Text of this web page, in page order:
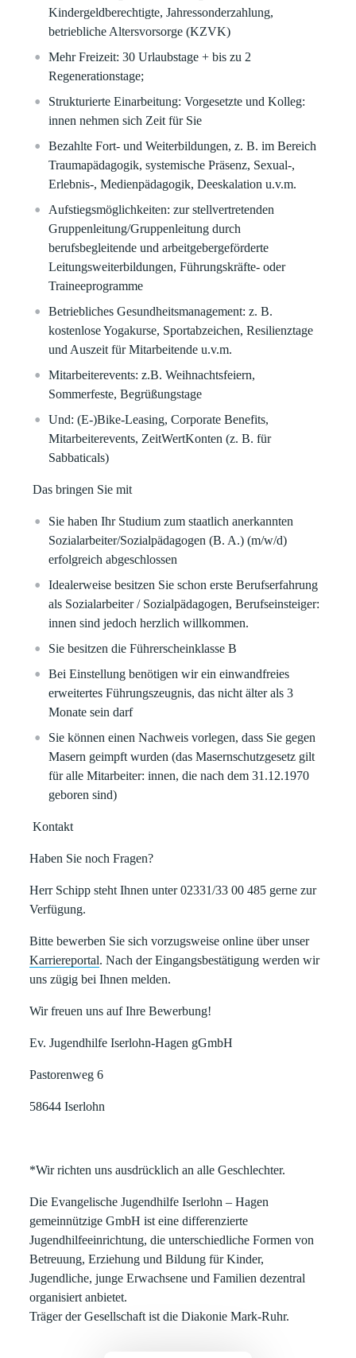
Kindergeldberechtigte, Jahressonderzahlung,
betriebliche Altersvorsorge (KZVK)
Mehr Freizeit:30 Urlaubstage + bis zu 2
Regenerationstage;
Strukturierte Einarbeitung:Vorgesetzte und Kolleg:
innen nehmen sich Zeit für Sie
Bezahlte Fort- und Weiterbildungen,z. B. im Bereich
Traumapädagogik, systemische Präsenz, Sexual-,
Erlebnis-, Medienpädagogik, Deeskalation u.v.m.
Aufstiegsmöglichkeiten:zur stellvertretenden
Gruppenleitung/Gruppenleitung durch
berufsbegleitende und arbeitgebergeförderte
Leitungsweiterbildungen, Führungskräfte- oder
Traineeprogramme
Betriebliches Gesundheitsmanagement: z. B.
kostenlose Yogakurse, Sportabzeichen, Resilienztage
und Auszeit für Mitarbeitende u.v.m.
Mitarbeiterevents:z.B. Weihnachtsfeiern,
Sommerfeste, Begrüßungstage
Und: (E-)Bike-Leasing, Corporate Benefits,
Mitarbeiterevents, ZeitWertKonten (z. B. für
Sabbaticals)
Das bringen Sie mit
Sie haben Ihr Studium zum staatlich anerkannten
Sozialarbeiter/Sozialpädagogen (B. A.) (m/w/d)
erfolgreich abgeschlossen
Idealerweise besitzen Sie schon erste Berufserfahrung
als Sozialarbeiter / Sozialpädagogen, Berufseinsteiger:
innen sind jedoch herzlich willkommen.
Sie besitzen die Führerscheinklasse B
Bei Einstellung benötigen wir ein einwandfreies
erweitertes Führungszeugnis, das nicht älter als 3
Monate sein darf
Sie können einen Nachweis vorlegen, dass Sie gegen
Masern geimpft wurden (das Masernschutzgesetz gilt
für alle Mitarbeiter: innen, die nach dem 31.12.1970
geboren sind)
Kontakt
Haben Sie noch Fragen?
Herr Schipp steht Ihnen unter 02331/33 00 485 gerne zur
Verfügung.
Bitte bewerben Sie sich vorzugsweise online über unser
Karriereportal. Nach der Eingangsbestätigung werden wir
uns zügig bei Ihnen melden.
Wir freuen uns auf Ihre Bewerbung!
Ev. Jugendhilfe Iserlohn-Hagen gGmbH
Pastorenweg 6
58644 Iserlohn
*Wir richten uns ausdrücklich an alle Geschlechter.
Die Evangelische Jugendhilfe Iserlohn – Hagen
gemeinnützige GmbH ist eine differenzierte
Jugendhilfeeinrichtung, die unterschiedliche Formen von
Betreuung, Erziehung und Bildung für Kinder,
Jugendliche, junge Erwachsene und Familien dezentral
organisiert anbietet.
Träger der Gesellschaft ist die Diakonie Mark-Ruhr.